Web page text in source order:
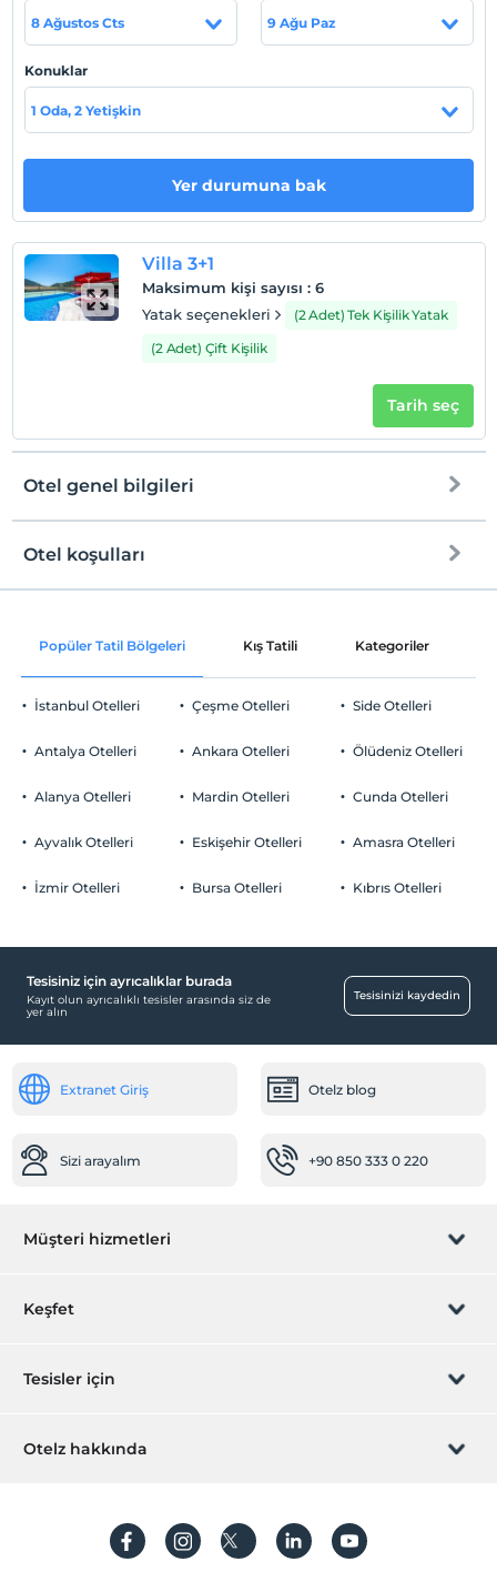
En erken saat 16:00 ve sonrası
Check/out
En geç saat 10:00 ve öncesi
Evcil Hayvan
2 yaşına kadar olan bebekler ücretsizdir.
8 Ağustos Cts 9 Ağu Paz
Konuklar
1 Oda, 2 Yetişkin
Yer durumuna bak
Villa 3+1
Maksimum kişi sayısı : 6
Yatak seçenekleri
(2 Adet) Tek Kişilik Yatak
(2 Adet) Çift Kişilik
Tarih seç
Otel genel bilgileri
Ortak alanlar ve tüm odalar
Otopark
Ücretsiz Özel Otopark
Havuz
Bebek karyolası
Isıtma
Otel koşulları
Check/in
Check/out
En geç saat 10:00 ve öncesi
Evcil Hayvan
2 yaşına kadar olan bebekler ücretsizdir.
Popüler Tatil Bölgeleri Kış Tatili Kategoriler
İstanbul Otelleri
Antalya Otelleri
Alanya Otelleri
Ayvalık Otelleri
İzmir Otelleri
Çeşme Otelleri
Ankara Otelleri
Mardin Otelleri
Eskişehir Otelleri
Bursa Otelleri
Side Otelleri
Ölüdeniz Otelleri
Cunda Otelleri
Amasra Otelleri
Kıbrıs Otelleri
Tesisiniz için ayrıcalıklar burada
Kayıt olun ayrıcalıklı tesisler arasında siz de
yer alın
Tesisinizi kaydedin
Extranet Giriş Otelz blog
Sizi arayalım +90 850 333 0 220
Müşteri hizmetleri
Rezervasyon yönet
Sıkça sorulan sorular
Keşfet
Hediye Kart
Hesap oluştur
Tesisler için
Hemen tesisinizi ekleyin
Otelz hakkında